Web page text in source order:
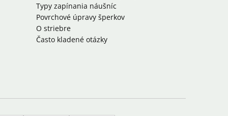
Typy zapínania náušníc
Povrchové úpravy šperkov
O striebre
Často kladené otázky